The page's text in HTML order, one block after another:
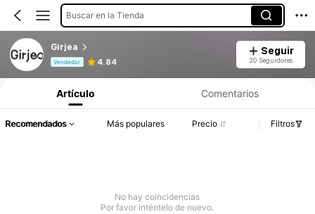
Buscar en la Tienda
Girjea
Vendedor 4.84
Seguir
20 Seguidores
Artículo Comentarios
Recomendados Más populares Precio Filtros
No hay coincidencias
Por favor inténtelo de nuevo.